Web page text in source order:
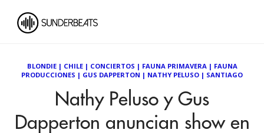
BLONDIE| CHILE| CONCIERTOS | FAUNA PRIMAVERA| FAUNA
PRODUCCIONES | GUS DAPPERTON | NATHY PELUSO | SANTIAGO
Nathy Peluso y Gus
Dapperton anuncian show en